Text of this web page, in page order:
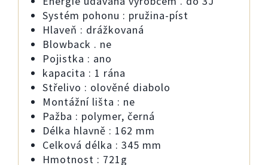
Systém pohonu : pružina-píst
Hlaveň : drážkovaná
Blowback . ne
Pojistka : ano
kapacita : 1 rána
Střelivo : olověné diabolo
Montážní lišta : ne
Pažba : polymer, černá
Délka hlavně : 162 mm
Celková délka : 345 mm
Hmotnost : 721g